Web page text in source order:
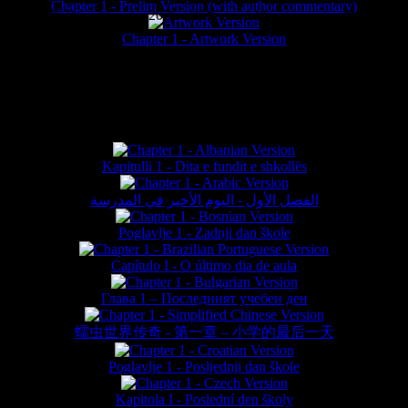
Chapter 1 - Prelim Version (with author commentary)
Chapter 1 - Artwork Version
Kapitulli 1 - Dita e fundit e shkollës
الفصل الأول - اليوم الأخير في المدرسة
Poglavlje 1 - Zadnji dan škole
Capítulo I - O último dia de aula
Глава 1 – Последният учебен ден
蠕虫世界传奇 - 第一章 – 小学的最后一天
Poglavlje 1 - Posljednji dan škole
Kapitola I - Poslední den školy
website © Daniel Lieske 2026 - Wormworld® is a registered